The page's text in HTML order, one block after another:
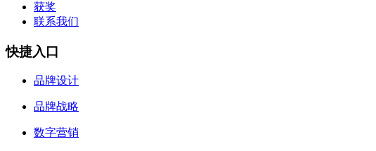
获奖
联系我们
快捷入口
品牌设计
品牌战略
数字营销